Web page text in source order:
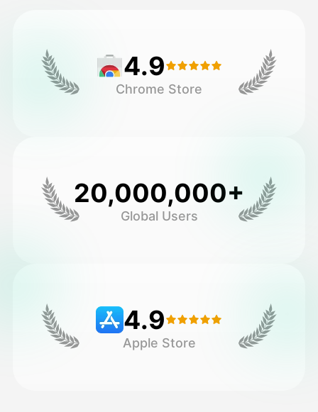
4.9
Chrome Store
20,000,000+
Global Users
4.9
Apple Store